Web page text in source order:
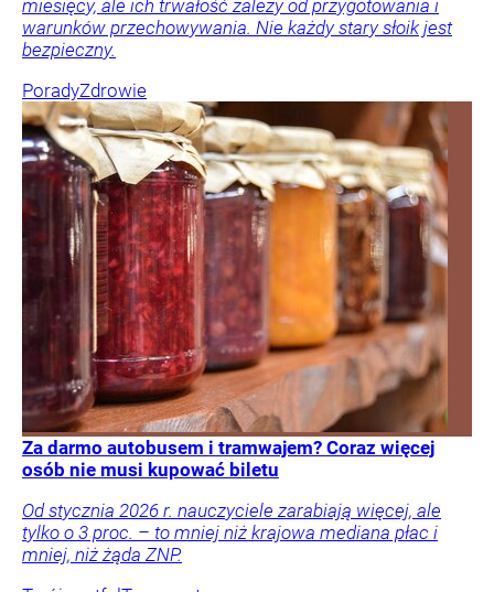
miesięcy, ale ich trwałość zależy od przygotowania i
warunków przechowywania. Nie każdy stary słoik jest
bezpieczny.
PoradyZdrowie
Za darmo autobusem i tramwajem? Coraz więcej
osób nie musi kupować biletu
Od stycznia 2026 r. nauczyciele zarabiają więcej, ale
tylko o 3 proc. – to mniej niż krajowa mediana płac i
mniej, niż żąda ZNP.